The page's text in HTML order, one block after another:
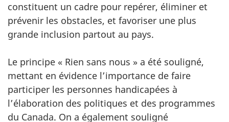
constituent un cadre pour repérer, éliminer et
prévenir les obstacles, et favoriser une plus
grande inclusion partout au pays.
Le principe « Rien sans nous » a été souligné,
mettant en évidence l’importance de faire
participer les personnes handicapées à
l’élaboration des politiques et des programmes
du Canada. On a également souligné